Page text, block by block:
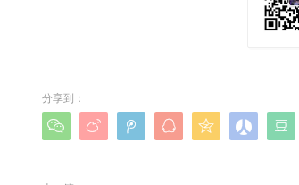
分享到：
      